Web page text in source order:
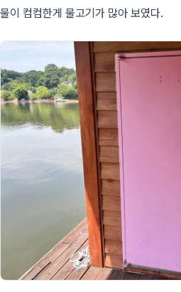
물이 컴컴한게 물고기가 많아 보였다.